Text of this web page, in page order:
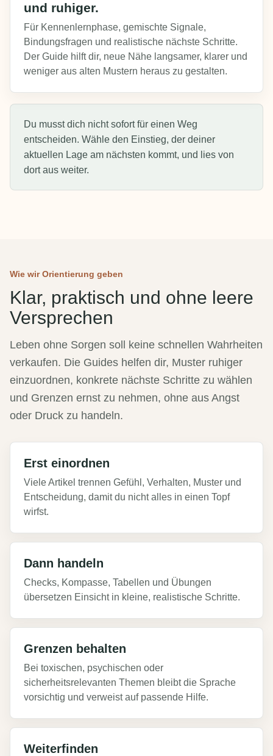
und ruhiger.
Für Kennenlernphase, gemischte Signale,
Bindungsfragen und realistische nächste Schritte.
Der Guide hilft dir, neue Nähe langsamer, klarer und
weniger aus alten Mustern heraus zu gestalten.
Du musst dich nicht sofort für einen Weg
entscheiden. Wähle den Einstieg, der deiner
aktuellen Lage am nächsten kommt, und lies von
dort aus weiter.
Wie wir Orientierung geben
Klar, praktisch und ohne leere
Versprechen
Leben ohne Sorgen soll keine schnellen Wahrheiten
verkaufen. Die Guides helfen dir, Muster ruhiger
einzuordnen, konkrete nächste Schritte zu wählen
und Grenzen ernst zu nehmen, ohne aus Angst
oder Druck zu handeln.
Erst einordnen
Viele Artikel trennen Gefühl, Verhalten, Muster und
Entscheidung, damit du nicht alles in einen Topf
wirfst.
Dann handeln
Checks, Kompasse, Tabellen und Übungen
übersetzen Einsicht in kleine, realistische Schritte.
Grenzen behalten
Bei toxischen, psychischen oder
sicherheitsrelevanten Themen bleibt die Sprache
vorsichtig und verweist auf passende Hilfe.
Weiterfinden